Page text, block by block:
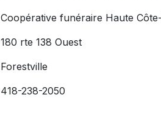
Coopérative funéraire Haute
180 rte 138 Ouest
Forestville
418-238-2050